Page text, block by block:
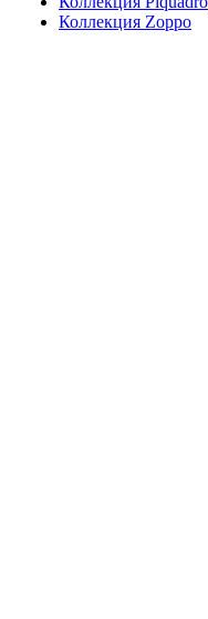
Коллекция Zoppo